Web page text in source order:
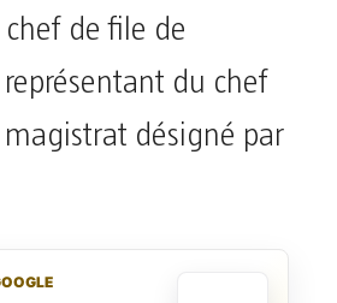
de file de
représentant du chef
magistrat désigné par